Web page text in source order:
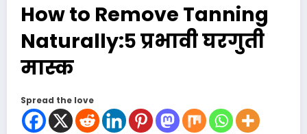
How to Remove Tanning
Naturally:५ प्रभावी घरगुती
मास्क
Spread the love